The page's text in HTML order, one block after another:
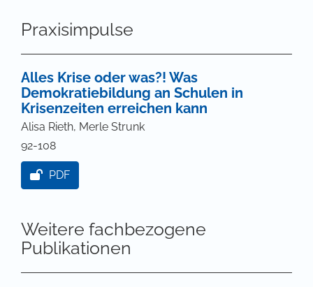
Praxisimpulse
Alles Krise oder was?! Was
Demokratiebildung an Schulen in
Krisenzeiten erreichen kann
Alisa Rieth, Merle Strunk
92-108
PDF
Weitere fachbezogene
Publikationen